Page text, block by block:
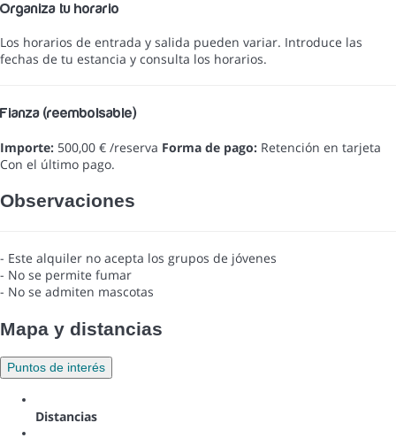
Organiza tu horario
Los horarios de entrada y salida pueden variar. Introduce las
fechas de tu estancia y consulta los horarios.
Fianza (reembolsable)
Importe: 500,00 € /reserva Forma de pago: Retención en tarjeta
Con el último pago.
Observaciones
- Este alquiler no acepta los grupos de jóvenes
- No se permite fumar
- No se admiten mascotas
Mapa y distancias
Puntos de interés
Distancias